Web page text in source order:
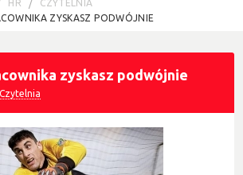
HR
CZYTELNIA
ZYSKASZ PODWÓJNIE
zyskasz podwójnie
Czytelnia